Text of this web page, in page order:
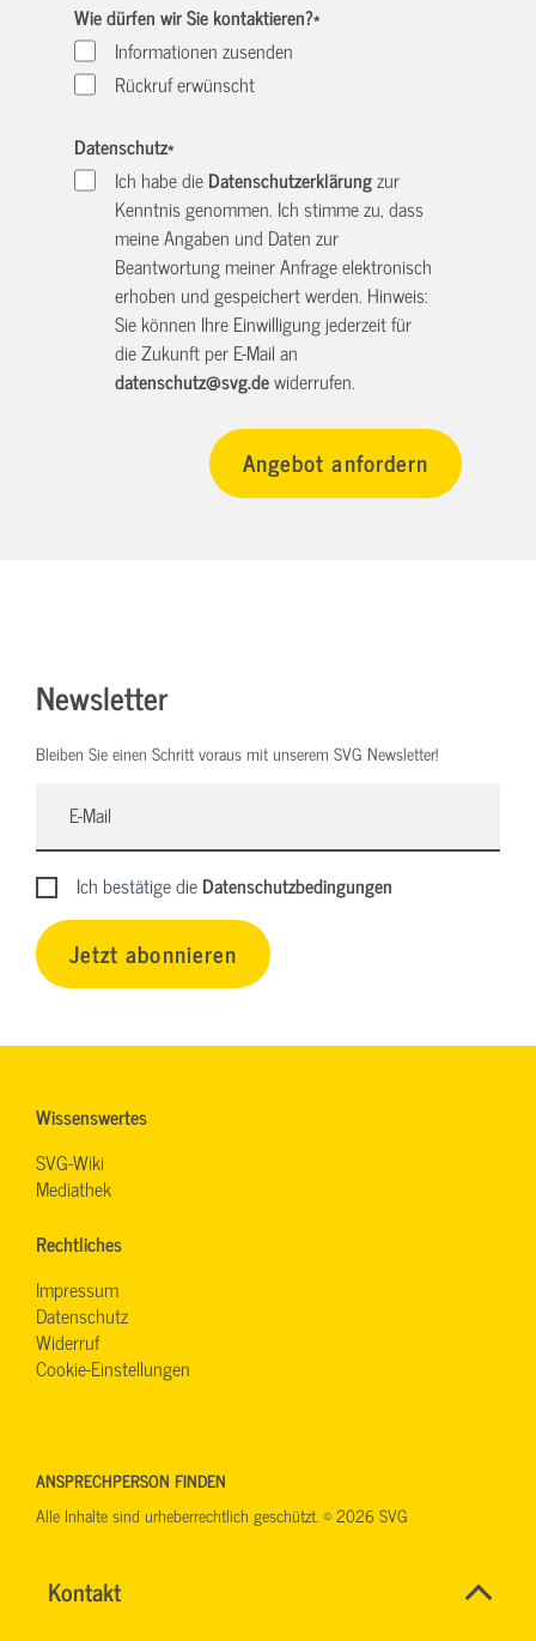
Kontakt
ALINE
Name*
Aktuelle
LKW-
Wie dürfen wir Sie kontaktieren?*
Informationen zusenden
Rückruf erwünscht
Datenschutz*
Ich habe dieDatenschutzerklärungzur
Kenntnis genommen. Ich stimme zu, dass
meine Angaben und Daten zur
Beantwortung meiner Anfrage elektronisch
erhoben und gespeichert werden. Hinweis:
Sie können Ihre Einwilligung jederzeit für
die Zukunft per E-Mail an
datenschutz@svg.dewiderrufen.
Newsletter
Bleiben Sie einen Schritt voraus mit unserem SVG Newsletter!
Ich bestätige dieDatenschutzbedingungen
Jetzt abonnieren
Wissenswertes
SVG-Wiki
Mediathek
Rechtliches
Impressum
Datenschutz
Widerruf
Cookie-Einstellungen
Social Media
ANSPRECHPERSON FINDEN
Alle Inhalte sind urheberrechtlich geschützt. © 2026 SVG